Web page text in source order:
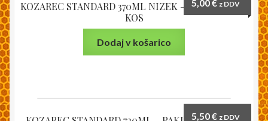
KOZAREC STANDARD 370ML NIZEK – PAKIRANO 10
KOS
5,00€ z DDV
Dodaj v košarico
5,50€ z DDV